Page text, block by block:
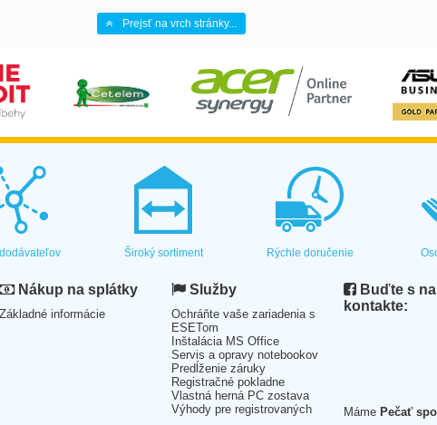
Prejsť na vrch stránky...
Široký sortiment Rýchle doručenie
Nákup na splátky
Základné informácie
Služby
Ochráňte vaše zariadenia s
ESETom
Inštalácia MS Office
Servis a opravy notebookov
Predĺženie záruky
Registračné pokladne
Vlastná herná PC zostava
Výhody pre registrovaných
Buďte s
kontakte:
Máme Pečať